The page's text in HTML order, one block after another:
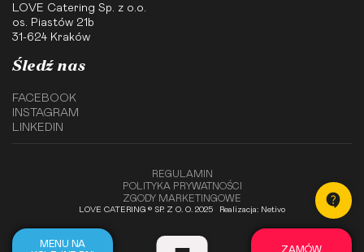
LOVE Catering Sp. z o.o.
os. Piastów 21b
31-624 Kraków
Śledź nas
FACEBOOK
INSTAGRAM
LINKEDIN
REGULAMIN
POLITYKA PRYWATNOŚCI
ZGODY MARKETINGOWE
LOVE CATERING © SP. Z O. O. 2025 Realizacja: Netivo
MENU NA
ZAMÓW